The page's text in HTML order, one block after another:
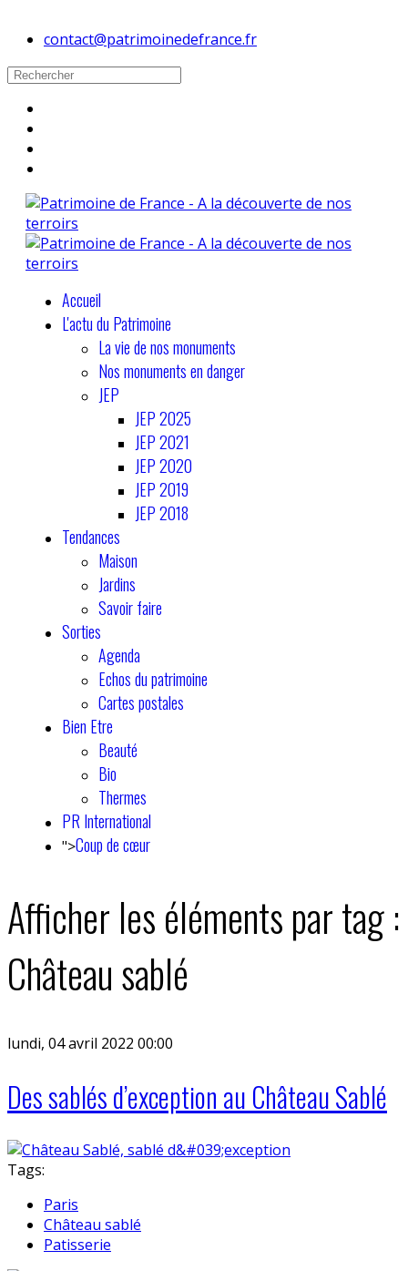
contact@patrimoinedefrance.fr
Accueil
L'actu du Patrimoine
La vie de nos monuments
Nos monuments en danger
JEP
JEP 2025
JEP 2021
JEP 2020
JEP 2019
JEP 2018
Tendances
Maison
Jardins
Savoir faire
Sorties
Agenda
Echos du patrimoine
Cartes postales
Bien Etre
Beauté
Bio
Thermes
PR International
">Coup de cœur
Afficher les éléments par tag :
Château sablé
lundi, 04 avril 2022 00:00
Des sablés d’exception au Château Sablé
Tags:
Paris
Château sablé
Patisserie